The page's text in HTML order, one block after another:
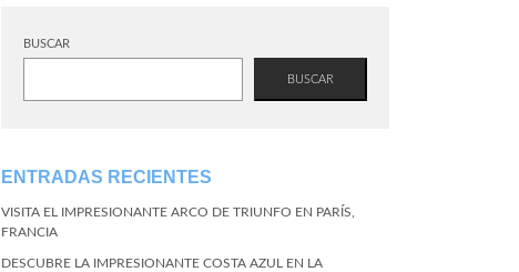
BUSCAR
BUSCAR
ENTRADAS RECIENTES
VISITA EL IMPRESIONANTE ARCO DE TRIUNFO EN PARÍS,
FRANCIA
DESCUBRE LA IMPRESIONANTE COSTA AZUL EN LA